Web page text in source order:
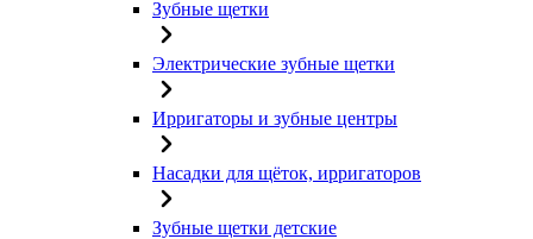
Зубные щетки
Электрические зубные щетки
Ирригаторы и зубные центры
Насадки для щёток, ирригаторов
Зубные щетки детские